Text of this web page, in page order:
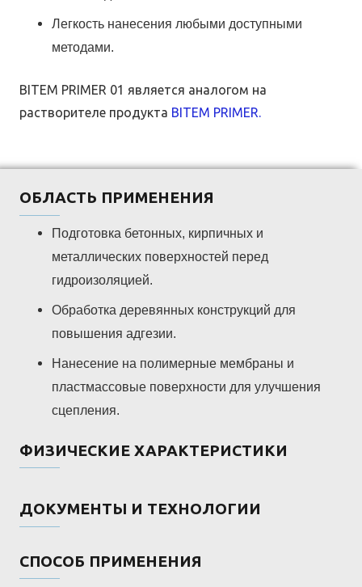
Легкость нанесения любыми доступными
методами.
BITEM PRIMER 01 является аналогом на
растворителе продукта BITEM PRIMER.
ОБЛАСТЬ ПРИМЕНЕНИЯ
Подготовка бетонных, кирпичных и
металлических поверхностей перед
гидроизоляцией.
Обработка деревянных конструкций для
повышения адгезии.
Нанесение на полимерные мембраны и
пластмассовые поверхности для улучшения
сцепления.
ФИЗИЧЕСКИЕ ХАРАКТЕРИСТИКИ
ДОКУМЕНТЫ И ТЕХНОЛОГИИ
СПОСОБ ПРИМЕНЕНИЯ